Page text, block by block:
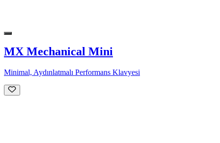
MX Mechanical Mini
Minimal, Aydınlatmalı Performans Klavyesi